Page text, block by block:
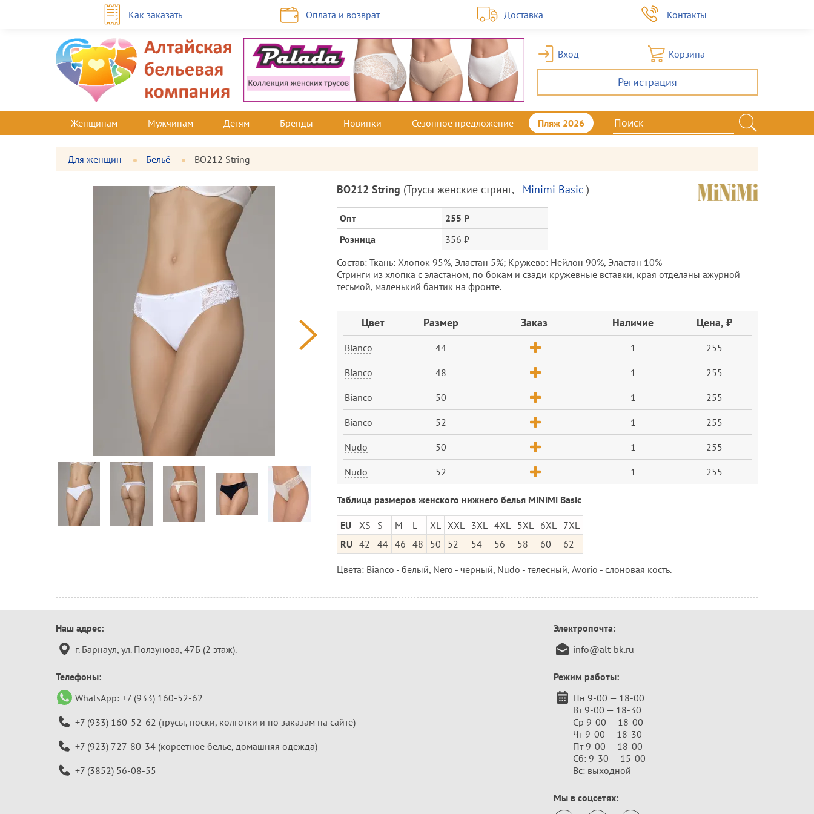
Как заказать Оплата и возврат Доставка Контакты
Вход Корзина
Регистрация
Женщинам Мужчинам Детям Бренды Новинки Сезонное предложение Пляж 2026
Для женщин Бельё BO212 String
Фотографии
товара
Большая
Предпросмотр
фотографий
Описание
и
цена
BO212 String (Трусы женские стринг, Minimi Basic )
Опт
255 ₽
Розница
356 ₽
Состав: Ткань: Хлопок 95%, Эластан 5%; Кружево: Нейлон 90%, Эластан 10%
Стринги из хлопка с эластаном, по бокам и сзади кружевные вставки, края отделаны ажурной
тесьмой, маленький бантик на фронте.
ЗаказЦвет Размер Заказ Наличие Цена, ₽
Bianco 44 1 255
Bianco 48 1 255
Bianco 50 1 255
Bianco 52 1 255
Nudo 50 1 255
Nudo 52 1 255
Таблица размеров женского нижнего белья MiNiMi Basic
EU XS S M L XL XXL 3XL 4XL 5XL 6XL
7XL
RU 42 44 46 48 50 52 54 56 58 60 62
Цвета: Bianco - белый, Nero - черный, Nudo - телесный, Avorio - слоновая кость.
Контактная
информация
Наш адрес:
г. Барнаул, ул. Ползунова, 47Б (2 этаж).
Телефоны:
WhatsApp: +7 (933) 160-52-62
+7 (933) 160-52-62 (трусы, носки, колготки и по заказам на сайте)
+7 (923) 727-80-34 (корсетное белье, домашняя одежда)
+7 (3852) 56-08-55
Электропочта:
info@alt-bk.ru
Режим работы:
Пн 9-00 — 18-00
Вт 9-00 — 18-30
Ср 9-00 — 18-00
Чт 9-00 — 18-30
Пт 9-00 — 18-00
Сб: 9-30 — 15-00
Вс: выходной
Мы в соцсетях: